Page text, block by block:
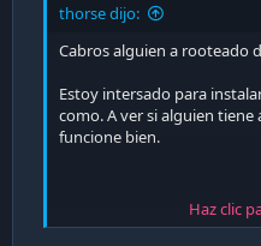
thorse dijo:
Cabros alguien a rooteado
Estoy intersado para
como. A ver si alguien
funcione bien.
Haz clic